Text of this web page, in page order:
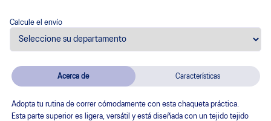
Acerca de Características
Adopta tu rutina de correr cómodamente con esta chaqueta práctica.
Esta parte superior es ligera, versátil y está diseñada con un tejido tejido
Calcule el envío